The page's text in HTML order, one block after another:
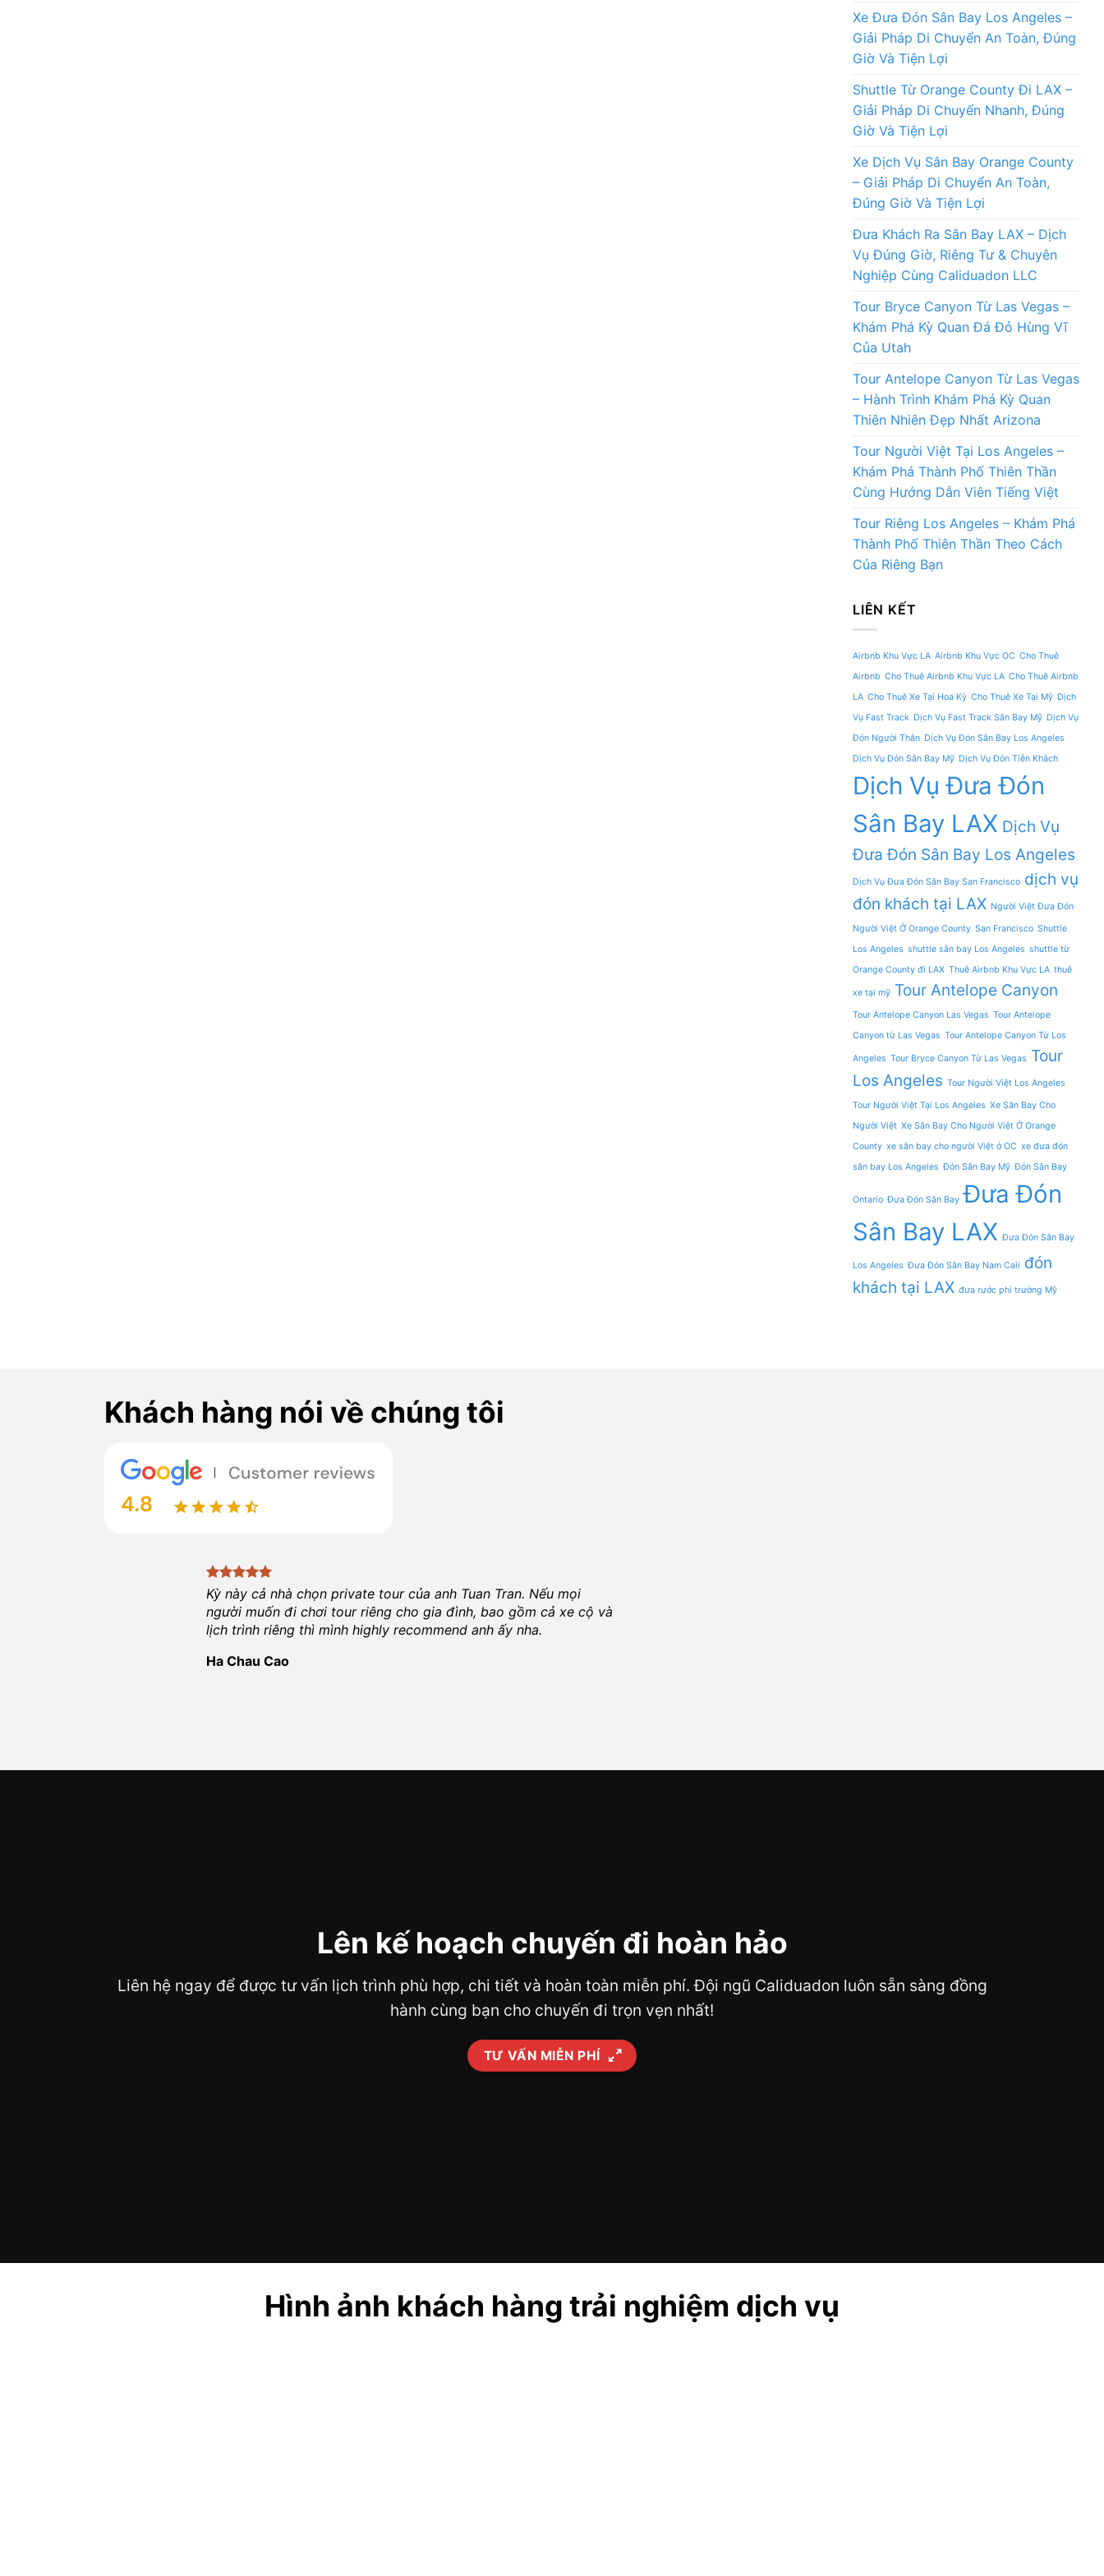
Xe Đưa Đón Sân Bay Los Angeles –
Giải Pháp Di Chuyển An Toàn, Đúng
Giờ Và Tiện Lợi
Shuttle Từ Orange County Đi LAX –
Giải Pháp Di Chuyển Nhanh, Đúng
Giờ Và Tiện Lợi
Xe Dịch Vụ Sân Bay Orange County
– Giải Pháp Di Chuyển An Toàn,
Đúng Giờ Và Tiện Lợi
Đưa Khách Ra Sân Bay LAX – Dịch
Vụ Đúng Giờ, Riêng Tư & Chuyên
Nghiệp Cùng Caliduadon LLC
Tour Bryce Canyon Từ Las Vegas –
Khám Phá Kỳ Quan Đá Đỏ Hùng Vĩ
Của Utah
Tour Antelope Canyon Từ Las Vegas
– Hành Trình Khám Phá Kỳ Quan
Thiên Nhiên Đẹp Nhất Arizona
Tour Người Việt Tại Los Angeles –
Khám Phá Thành Phố Thiên Thần
Cùng Hướng Dẫn Viên Tiếng Việt
Tour Riêng Los Angeles – Khám Phá
Thành Phố Thiên Thần Theo Cách
Của Riêng Bạn
LIÊN KẾT
Airbnb Khu Vực LA Airbnb Khu Vực OC Cho Thuê
Airbnb Cho Thuê Airbnb Khu Vực LA Cho Thuê Airbnb
LA Cho Thuê Xe Tại Hoa Kỳ Cho Thuê Xe Tại Mỹ Dịch
Vụ Fast Track Dịch Vụ Fast Track Sân Bay Mỹ Dịch Vụ
Đón Người Thân Dịch Vụ Đón Sân Bay Los Angeles
Dịch Vụ Đón Sân Bay Mỹ Dịch Vụ Đón Tiễn Khách
Dịch Vụ Đưa Đón
Sân Bay LAX Dịch Vụ
Đưa Đón Sân Bay Los Angeles
Dịch Vụ Đưa Đón Sân Bay San Francisco dịch vụ
đón khách tại LAX Người Việt Đưa Đón
Người Việt Ở Orange County San Francisco Shuttle
Los Angeles shuttle sân bay Los Angeles shuttle từ
Orange County đi LAX Thuê Airbnb Khu Vực LA thuê
xe tại mỹ Tour Antelope Canyon
Tour Antelope Canyon Las Vegas Tour Antelope
Canyon từ Las Vegas Tour Antelope Canyon Từ Los
Angeles Tour Bryce Canyon Từ Las Vegas Tour
Los Angeles Tour Người Việt Los Angeles
Tour Người Việt Tại Los Angeles Xe Sân Bay Cho
Người Việt Xe Sân Bay Cho Người Việt Ở Orange
County xe sân bay cho người Việt ở OC xe đưa đón
sân bay Los Angeles Đón Sân Bay Mỹ Đón Sân Bay
Ontario Đưa Đón Sân Bay Đưa Đón
Sân Bay LAX Đưa Đón Sân Bay
Los Angeles Đưa Đón Sân Bay Nam Cali đón
khách tại LAX đưa rước phi trường Mỹ
Khách hàng nói về chúng tôi
Kỳ này cả nhà chọn private tour của anh Tuan Tran. Nếu mọi
người muốn đi chơi tour riêng cho gia đình, bao gồm cả xe cộ và
lịch trình riêng thì mình highly recommend anh ấy nha.
Ha Chau Cao
Lên kế hoạch chuyến đi hoàn hảo
Liên hệ ngay để được tư vấn lịch trình phù hợp, chi tiết và hoàn toàn miễn phí. Đội ngũ Caliduadon luôn sẵn sàng đồng
hành cùng bạn cho chuyến đi trọn vẹn nhất!
TƯ VẤN MIỄN PHÍ
Hình ảnh khách hàng trải nghiệm dịch vụ